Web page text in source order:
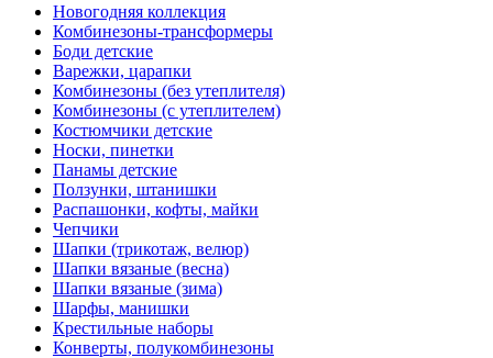
Новогодняя коллекция
Комбинезоны-трансформеры
Боди детские
Варежки, царапки
Комбинезоны (без утеплителя)
Комбинезоны (с утеплителем)
Костюмчики детские
Носки, пинетки
Панамы детские
Ползунки, штанишки
Распашонки, кофты, майки
Чепчики
Шапки (трикотаж, велюр)
Шапки вязаные (весна)
Шапки вязаные (зима)
Шарфы, манишки
Крестильные наборы
Конверты, полукомбинезоны